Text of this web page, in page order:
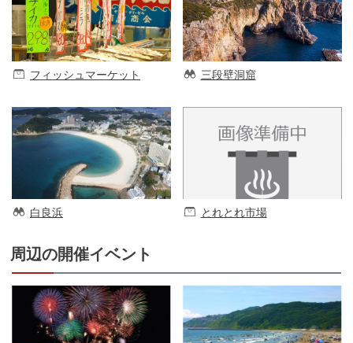
フィッシュマーケット 三段壁洞窟
白良浜 とれとれ市場
周辺の開催イベント